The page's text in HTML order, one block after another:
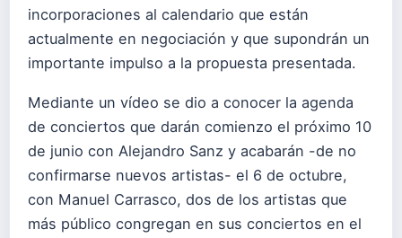
incorporaciones al calendario que están
actualmente en negociación y que supondrán un
importante impulso a la propuesta presentada.
Mediante un vídeo se dio a conocer la agenda
de conciertos que darán comienzo el próximo 10
de junio con Alejandro Sanz y acabarán -de no
confirmarse nuevos artistas- el 6 de octubre,
con Manuel Carrasco, dos de los artistas que
más público congregan en sus conciertos en el